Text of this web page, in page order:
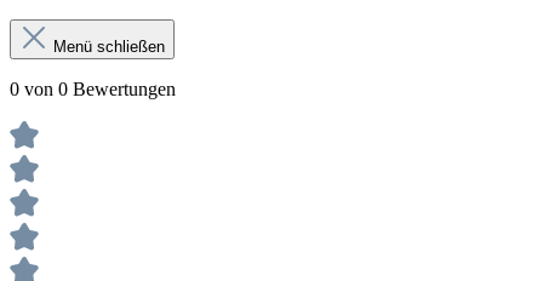
Menü schließen
0 von 0 Bewertungen